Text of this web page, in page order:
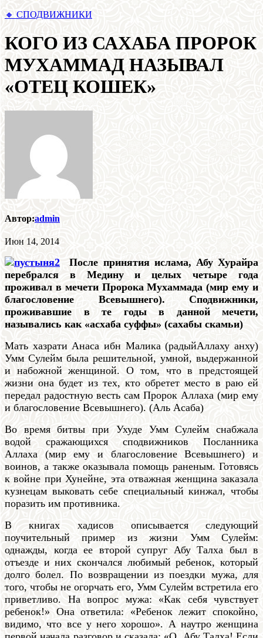
🔸 СПОДВИЖНИКИ
КОГО ИЗ САХАБА ПРОРОК
МУХАММАД НАЗЫВАЛ
«ОТЕЦ КОШЕК»
Автор:admin
Июн 14, 2014
После принятия ислама, Абу Хурайра
перебрался в Медину и целых четыре года
проживал в мечети Пророка Мухаммада (мир ему и
благословение Всевышнего). Сподвижники,
проживавшие в те годы в данной мечети,
назывались как «асхаба суффы» (сахабы скамьи)
Мать хазрати Анаса ибн Малика (радыйАллаху анху)
Умм Сулейм была решительной, умной, выдержанной
и набожной женщиной. О том, что в предстоящей
жизни она будет из тех, кто обретет место в раю ей
передал радостную весть сам Пророк Аллаха (мир ему
и благословение Всевышнего). (Аль Асаба)
Во время битвы при Ухуде Умм Сулейм снабжала
водой сражающихся сподвижников Посланника
Аллаха (мир ему и благословение Всевышнего) и
воинов, а также оказывала помощь раненым. Готовясь
к войне при Хунейне, эта отважная женщина заказала
кузнецам выковать себе специальный кинжал, чтобы
поразить им противника.
В книгах хадисов описывается следующий
поучительный пример из жизни Умм Сулейм:
однажды, когда ее второй супруг Абу Талха был в
отъезде и них скончался любимый ребенок, который
долго болел. По возвращении из поездки мужа, для
того, чтобы не огорчать его, Умм Сулейм встретила его
приветливо. На вопрос мужа: «Как себя чувствует
ребенок!» Она ответила: «Ребенок лежит спокойно,
видимо, что все у него хорошо». А наутро женщина